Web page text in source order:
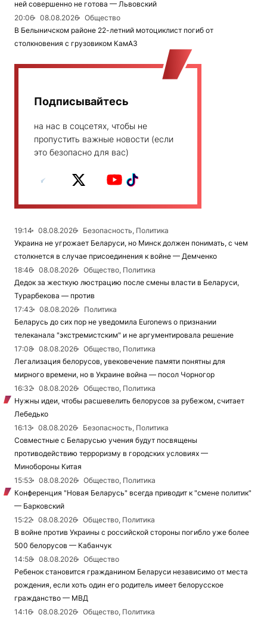
ней совершенно не готова — Львовский
20:06
08.08.2026
Общество
В Белыничском районе 22-летний мотоциклист погиб от
столкновения с грузовиком КамАЗ
Подписывайтесь
на нас в соцсетях, чтобы не
пропустить важные новости (если
это безопасно для вас)
19:14 08.08.2026
Безопасность, Политика
Украина не угрожает Беларуси, но Минск должен понимать, с чем
столкнется в случае присоединения к войне — Демченко
18:46
08.08.2026
Общество, Политика
Дедок за жесткую люстрацию после смены власти в Беларуси,
Турарбекова — против
17:43
08.08.2026
Политика
Беларусь до сих пор не уведомила Euronews о признании
телеканала "экстремистским" и не аргументировала решение
17:08
08.08.2026
Общество, Политика
Легализация белорусов, увековечение памяти понятны для
мирного времени, но в Украине война — посол Чорногор
16:32
08.08.2026
Общество, Политика
Нужны идеи, чтобы расшевелить белорусов за рубежом, считает
Лебедько
16:13
08.08.2026
Безопасность, Политика
Совместные с Беларусью учения будут посвящены
противодействию терроризму в городских условиях —
Минобороны Китая
15:53
08.08.2026
Общество, Политика
Конференция "Новая Беларусь" всегда приводит к "смене политик"
— Барковский
15:22
08.08.2026
Общество, Политика
В войне против Украины с российской стороны погибло уже более
500 белорусов — Кабанчук
14:58
08.08.2026
Общество
Ребенок становится гражданином Беларуси независимо от места
рождения, если хоть один его родитель имеет белорусское
гражданство — МВД
14:16
08.08.2026
Общество, Политика